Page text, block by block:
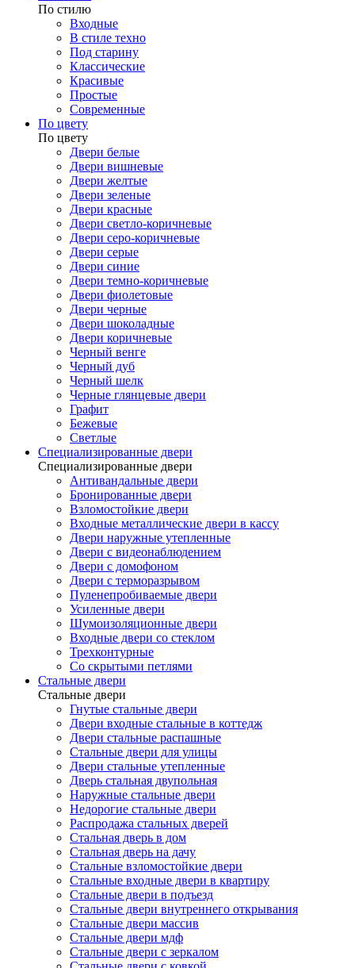
По стилю
Входные
В стиле техно
Под старину
Классические
Красивые
Простые
Современные
По цвету
По цвету
Двери белые
Двери вишневые
Двери желтые
Двери зеленые
Двери красные
Двери светло-коричневые
Двери серо-коричневые
Двери серые
Двери синие
Двери темно-коричневые
Двери фиолетовые
Двери черные
Двери шоколадные
Двери коричневые
Черный венге
Черный дуб
Черный шелк
Черные глянцевые двери
Графит
Бежевые
Светлые
Специализированные двери
Специализированные двери
Антивандальные двери
Бронированные двери
Взломостойкие двери
Входные металлические двери в кассу
Двери наружные утепленные
Двери с видеонаблюдением
Двери с домофоном
Двери с терморазрывом
Пуленепробиваемые двери
Усиленные двери
Шумоизоляционные двери
Входные двери со стеклом
Трехконтурные
Со скрытыми петлями
Стальные двери
Стальные двери
Гнутые стальные двери
Двери входные стальные в коттедж
Двери стальные распашные
Стальные двери для улицы
Двери стальные утепленные
Дверь стальная двупольная
Наружные стальные двери
Недорогие стальные двери
Распродажа стальных дверей
Стальная дверь в дом
Стальная дверь на дачу
Стальные взломостойкие двери
Стальные входные двери в квартиру
Стальные двери в подъезд
Стальные двери внутреннего открывания
Стальные двери массив
Стальные двери мдф
Стальные двери с зеркалом